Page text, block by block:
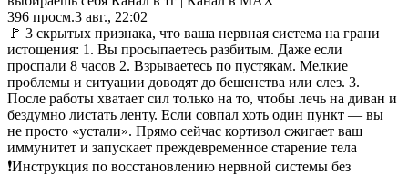
396 просм.3 авг., 22:02
🚩 3 скрытых признака, что ваша нервная система на грани
истощения: 1. Вы просыпаетесь разбитым. Даже если
проспали 8 часов 2. Взрываетесь по пустякам. Мелкие
проблемы и ситуации доводят до бешенства или слез. 3.
После работы хватает сил только на то, чтобы лечь на диван и
бездумно листать ленту. Если совпал хоть один пункт — вы
не просто «устали». Прямо сейчас кортизол сжигает ваш
иммунитет и запускает преждевременное старение тела
❗️Инструкция по восстановлению нервной системы без